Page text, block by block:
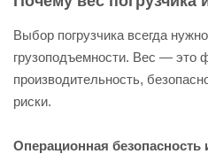
Выбор погрузчика всегда
грузоподъемности. Вес — это
производительность,
риски.
Операционная безопасность